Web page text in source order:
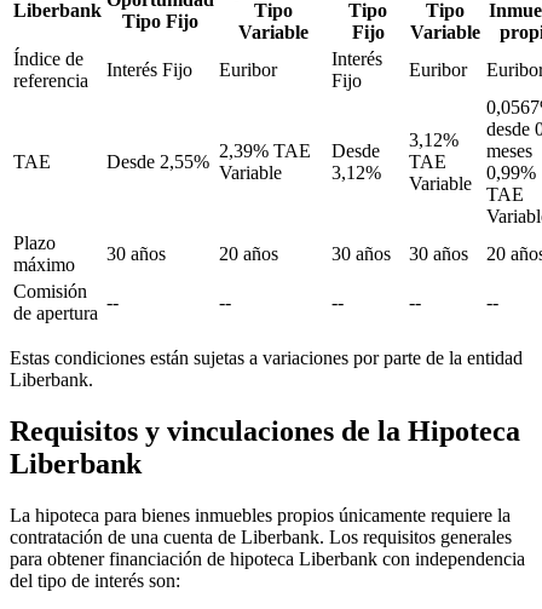
Liberbank
Tipo Fijo
Tipo
Variable
Tipo
Fijo
Tipo
Variable
Índice de
referencia
Interés Fijo Euribor
Interés
Fijo
Euribor
TAE Desde 2,55%
2,39% TAE
Variable
Desde
3,12%
3,12%
TAE
Variable
desde
meses
0,99%
TAE
Plazo
máximo
30 años 20 años 30 años 30 años
20
Comisión
de apertura
-- -- -- -- --
Estas condiciones están sujetas a variaciones por parte de la entidad
Liberbank.
Requisitos y vinculaciones de la Hipoteca
Liberbank
La hipoteca para bienes inmuebles propios únicamente requiere la
contratación de una cuenta de Liberbank. Los requisitos generales
para obtener financiación de hipoteca Liberbank con independencia
del tipo de interés son: